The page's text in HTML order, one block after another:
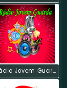
Rádio Jovem Guarda